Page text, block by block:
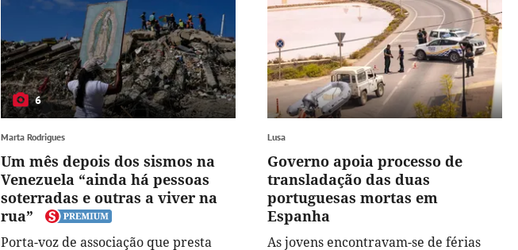
6
Marta Rodrigues
Um mês depois dos sismos na
Venezuela “ainda há pessoas
soterradas e outras a viver na
rua”
Porta-voz de associação que presta
Lusa
Governo apoia processo de
transladação das duas
portuguesas mortas em
Espanha
As jovens encontravam-se de férias